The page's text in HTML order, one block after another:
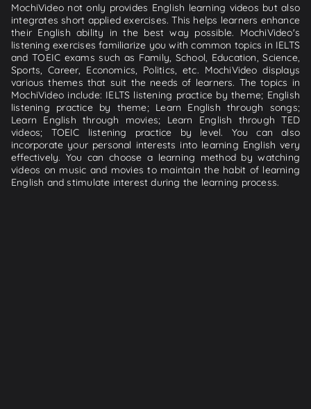
MochiVideo not only provides English learning videos but also
integrates short applied exercises. This helps learners enhance
their English ability in the best way possible. MochiVideo's
listening exercises familiarize you with common topics in IELTS
and TOEIC exams such as Family, School, Education, Science,
Sports, Career, Economics, Politics, etc. MochiVideo displays
various themes that suit the needs of learners. The topics in
MochiVideo include: IELTS listening practice by theme; English
listening practice by theme; Learn English through songs;
Learn English through movies; Learn English through TED
videos; TOEIC listening practice by level. You can also
incorporate your personal interests into learning English very
effectively. You can choose a learning method by watching
videos on music and movies to maintain the habit of learning
English and stimulate interest during the learning process.